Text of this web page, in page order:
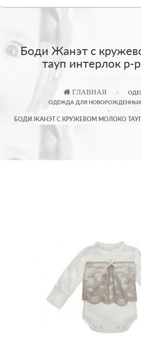
Боди Жанэт с
тауп интерлок р-
ГЛАВНАЯ
ОДЕЖДА ДЛЯ НОВОРОЖДЕННЫХ
БОДИ ЖАНЭТ С КРУЖЕВОМ МОЛОКО ТАУП